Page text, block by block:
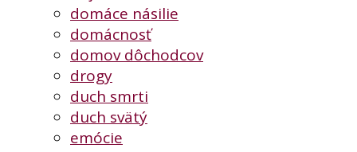
domáce násilie
domácnosť
domov dôchodcov
drogy
duch smrti
duch svätý
emócie